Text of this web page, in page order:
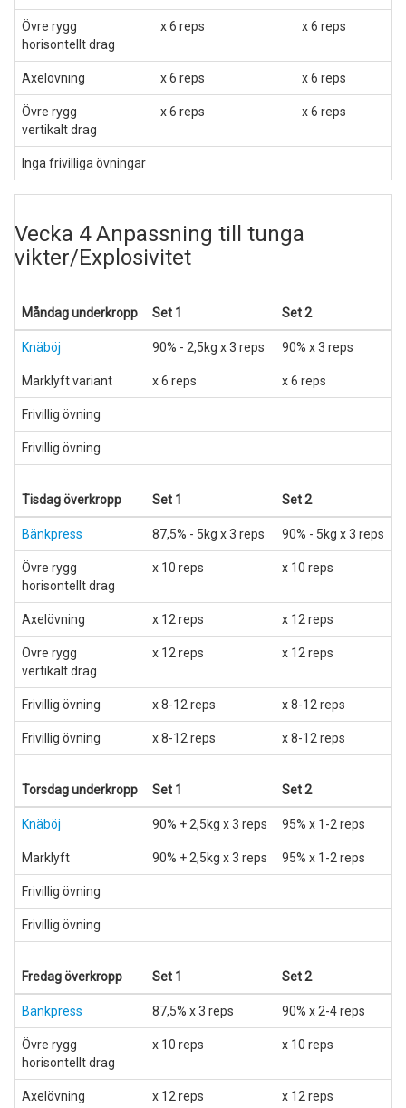
Övre rygg
horisontellt drag
x 6 reps x 6 reps
Axelövning x 6 reps x 6 reps
Övre rygg
vertikalt drag
x 6 reps x 6 reps
Inga frivilliga övningar
Vecka 4 Anpassning till tunga
vikter/Explosivitet
Måndag underkropp Set 1 Set 2
Knäböj 90% - 2,5kg x 3 reps 90% x 3 reps
Marklyft variant x 6 reps x 6 reps
Frivillig övning
Frivillig övning
Tisdag överkropp Set 1 Set 2
Bänkpress 87,5% - 5kg x 3 reps 90% - 5kg x 3 reps
Övre rygg
horisontellt drag
x 10 reps x 10 reps
Axelövning x 12 reps x 12 reps
Övre rygg
vertikalt drag
x 12 reps x 12 reps
Frivillig övning x 8-12 reps x 8-12 reps
Frivillig övning x 8-12 reps x 8-12 reps
Torsdag underkropp Set 1 Set 2
Knäböj 90% + 2,5kg x 3 reps 95% x 1-2 reps
Marklyft 90% + 2,5kg x 3 reps 95% x 1-2 reps
Frivillig övning
Frivillig övning
Fredag överkropp Set 1 Set 2
Bänkpress 87,5% x 3 reps 90% x 2-4 reps
Övre rygg
horisontellt drag
x 10 reps x 10 reps
Axelövning x 12 reps x 12 reps